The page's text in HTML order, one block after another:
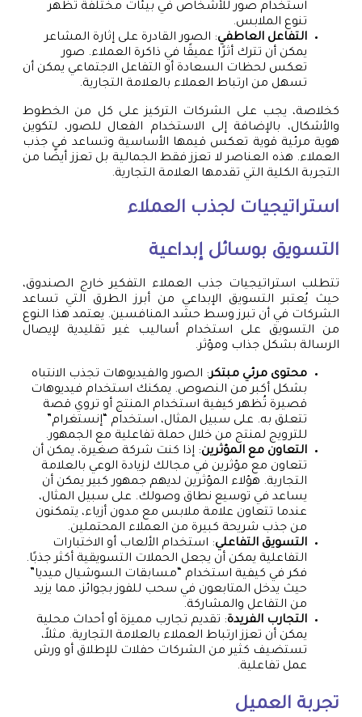
استخدام صور للأشخاص في بيئات مختلفة تُظهر
تنوع الملابس.
التفاعل العاطفي: الصور القادرة على إثارة المشاعر
يمكن أن تترك أثرًا عميقًا في ذاكرة العملاء. صور
تعكس لحظات السعادة أو التفاعل الاجتماعي يمكن أن
تسهل من ارتباط العملاء بالعلامة التجارية.
كخلاصة، يجب على الشركات التركيز على كل من الخطوط
والأشكال، بالإضافة إلى الاستخدام الفعال للصور، لتكوين
هوية مرئية قوية تعكس قيمها الأساسية وتساعد في جذب
العملاء. هذه العناصر لا تعزز فقط الجمالية بل تعزز أيضًا من
التجربة الكلية التي تقدمها العلامة التجارية.
استراتيجيات لجذب العملاء
التسويق بوسائل إبداعية
تتطلب استراتيجيات جذب العملاء التفكير خارج الصندوق،
حيث يُعتبر التسويق الإبداعي من أبرز الطرق التي تساعد
الشركات في أن تبرز وسط حشد المنافسين. يعتمد هذا النوع
من التسويق على استخدام أساليب غير تقليدية لإيصال
الرسالة بشكل جذاب ومؤثر.
محتوى مرئي مبتكر: الصور والفيديوهات تجذب الانتباه
بشكل أكبر من النصوص. يمكنك استخدام فيديوهات
قصيرة تُظهر كيفية استخدام المنتج أو تروي قصة
تتعلق به. على سبيل المثال، استخدام “إنستغرام”
للترويج لمنتج من خلال حملة تفاعلية مع الجمهور.
التعاون مع المؤثرين: إذا كنت شركة صغيرة، يمكن أن
تتعاون مع مؤثرين في مجالك لزيادة الوعي بالعلامة
التجارية. هؤلاء المؤثرين لديهم جمهور كبير يمكن أن
يساعد في توسيع نطاق وصولك. على سبيل المثال،
عندما تتعاون علامة ملابس مع مدون أزياء، يتمكنون
من جذب شريحة كبيرة من العملاء المحتملين.
التسويق التفاعلي: استخدام الألعاب أو الاختبارات
التفاعلية يمكن أن يجعل الحملات التسويقية أكثر جذبًا.
فكر في كيفية استخدام “مسابقات السوشيال ميديا”
حيث يدخل المتابعون في سحب للفوز بجوائز، مما يزيد
من التفاعل والمشاركة.
التجارب الفريدة: تقديم تجارب مميزة أو أحداث محلية
يمكن أن تعزز ارتباط العملاء بالعلامة التجارية. مثلاً،
تستضيف كثير من الشركات حفلات للإطلاق أو ورش
عمل تفاعلية.
تجربة العميل